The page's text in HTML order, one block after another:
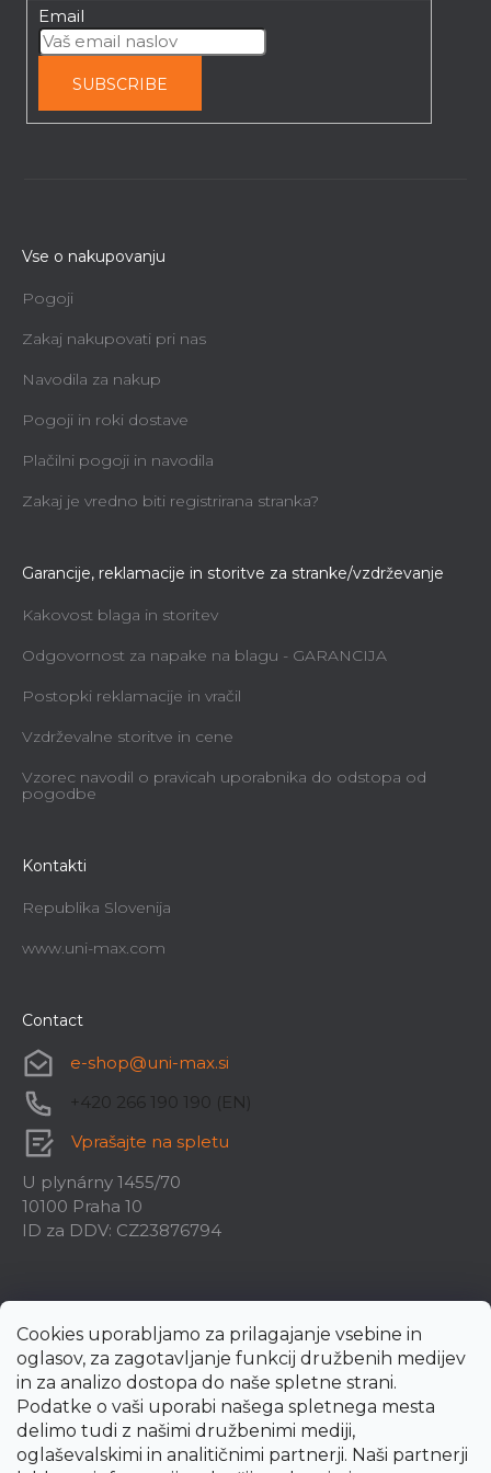
Cookies uporabljamo za prilagajanje vsebine in
oglasov, za zagotavljanje funkcij družbenih medijev
in za analizo dostopa do naše spletne strani.
Podatke o vaši uporabi našega spletnega mesta
delimo tudi z našimi družbenimi mediji,
oglaševalskimi in analitičnimi partnerji. Naši partnerji
Email
SUBSCRIBE
Vse o nakupovanju
Pogoji
Zakaj nakupovati pri nas
Navodila za nakup
Pogoji in roki dostave
Plačilni pogoji in navodila
Zakaj je vredno biti registrirana stranka?
Garancije, reklamacije in storitve za stranke/vzdrževanje
Kakovost blaga in storitev
Odgovornost za napake na blagu - GARANCIJA
Postopki reklamacije in vračil
Vzdrževalne storitve in cene
Vzorec navodil o pravicah uporabnika do odstopa od
pogodbe
Kontakti
Republika Slovenija
www.uni-max.com
Contact
e-shop@uni-max.si
+420 266 190 190 (EN)
Vprašajte na spletu
U plynárny 1455/70
10100 Praha 10
ID za DDV: CZ23876794